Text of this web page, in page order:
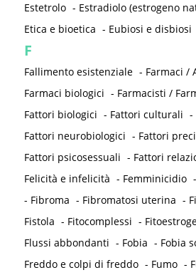
Estetrolo - Estradiolo (estrogeno
Etica e bioetica - Eubiosi e disbiosi
F
Fallimento esistenziale - Farmaci /
Farmaci biologici - Farmacisti /
Fattori biologici - Fattori culturali -
Fattori neurobiologici - Fattori
Fattori psicosessuali - Fattori
Felicità e infelicità - Femminicidio -
- Fibroma - Fibromatosi uterina -
Fistola - Fitocomplessi -
Flussi abbondanti - Fobia - Fobia
Freddo e colpi di freddo - Fumo -